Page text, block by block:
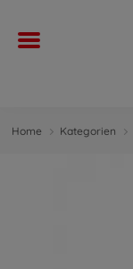
Home Kategorien